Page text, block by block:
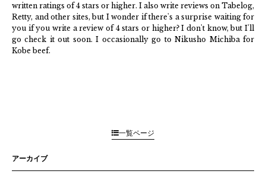
written ratings of 4 stars or higher. I also write reviews on Tabelog,
Retty, and other sites, but I wonder if there's a surprise waiting for
you if you write a review of 4 stars or higher? I don't know, but I'll
go check it out soon. I occasionally go to Nikusho Michiba for
Kobe beef.
一覧ページ
アーカイブ